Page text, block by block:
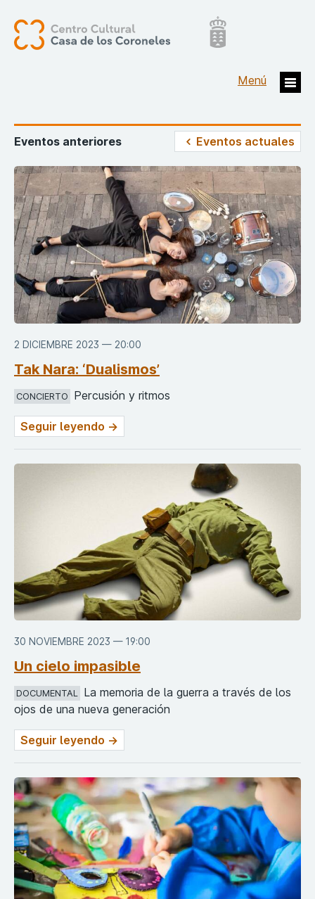
Eventos anteriores Eventos actuales
2 DICIEMBRE 2023 — 20:00
Tak Nara: ‘Dualismos’
CONCIERTO Percusión y ritmos
Seguir leyendo →
30 NOVIEMBRE 2023 — 19:00
Un cielo impasible
DOCUMENTAL La memoria de la guerra a través de los
ojos de una nueva generación
Seguir leyendo →